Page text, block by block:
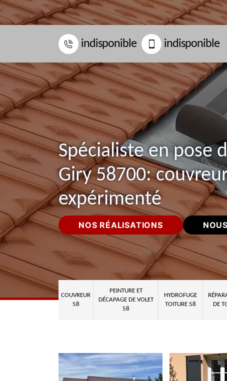
indisponible indisponible
Spécialiste en pose
Giry 58700:
expérimenté
NOS RÉALISATIONS
COUVREUR
58
PEINTURE ET
DÉCAPAGE DE VOLET
58
HYDROFUGE
TOITURE 58
DE